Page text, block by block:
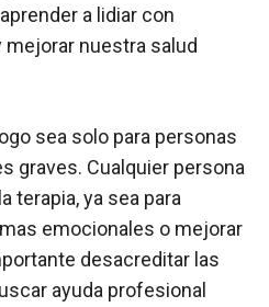
a lidiar con
nuestra salud
sea solo para personas
graves. Cualquier persona
terapia, ya sea para
emocionales o mejorar
desacreditar las
ayuda profesional